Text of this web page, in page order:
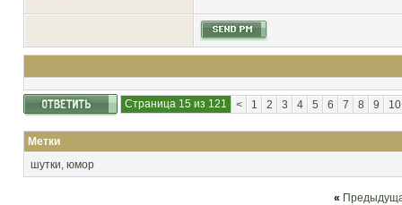
Страница 15 из 121 < 1 2 3 4 5 6 7 8 9 10
Метки
шутки, юмор
«